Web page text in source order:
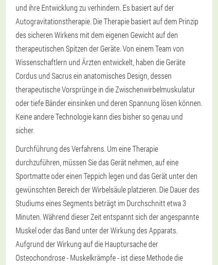
und ihre Entwicklung zu verhindern. Es basiert auf der
Autogravitationstherapie. Die Therapie basiert auf dem Prinzip
des sicheren Wirkens mit dem eigenen Gewicht auf den
therapeutischen Spitzen der Geräte. Von einem Team von
Wissenschaftlern und Ärzten entwickelt, haben die Geräte
Cordus und Sacrus ein anatomisches Design, dessen
therapeutische Vorsprünge in die Zwischenwirbelmuskulatur
oder tiefe Bänder einsinken und deren Spannung lösen können.
Keine andere Technologie kann dies bisher so genau und
sicher.
Durchführung des Verfahrens. Um eine Therapie
durchzuführen, müssen Sie das Gerät nehmen, auf eine
Sportmatte oder einen Teppich legen und das Gerät unter den
gewünschten Bereich der Wirbelsäule platzieren. Die Dauer des
Studiums eines Segments beträgt im Durchschnitt etwa 3
Minuten. Während dieser Zeit entspannt sich der angespannte
Muskel oder das Band unter der Wirkung des Apparats.
Aufgrund der Wirkung auf die Hauptursache der
Osteochondrose - Muskelkrämpfe - ist diese Methode die